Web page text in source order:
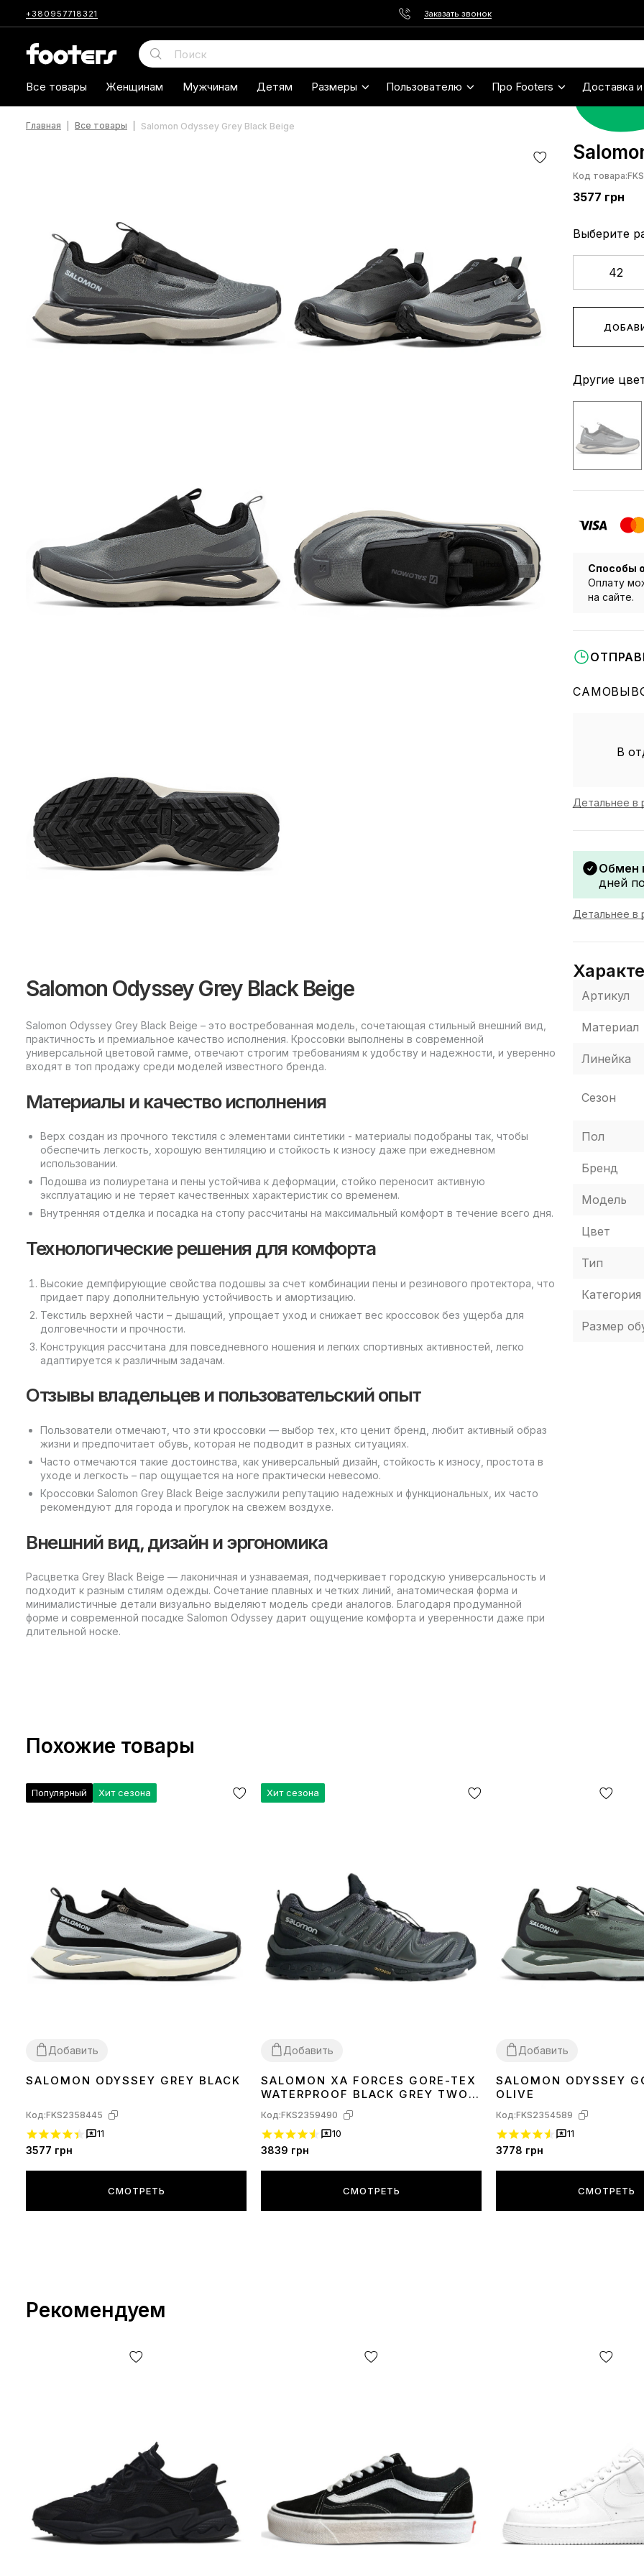
+380957718321 Заказать звонок
Все товары Женщинам Мужчинам Детям Размеры Пользователю Про Footers Доставка и
Главная Все товары Salomon Odyssey Grey Black Beige
Salomon Odyssey Grey Black Beige
Salomon Odyssey Grey Black Beige – это востребованная модель, сочетающая стильный внешний вид,
практичность и премиальное качество исполнения. Кроссовки выполнены в современной
универсальной цветовой гамме, отвечают строгим требованиям к удобству и надежности, и уверенно
входят в топ продажу среди моделей известного бренда.
Материалы и качество исполнения
Верх создан из прочного текстиля с элементами синтетики - материалы подобраны так, чтобы
обеспечить легкость, хорошую вентиляцию и стойкость к износу даже при ежедневном
использовании.
Подошва из полиуретана и пены устойчива к деформации, стойко переносит активную
эксплуатацию и не теряет качественных характеристик со временем.
Внутренняя отделка и посадка на стопу рассчитаны на максимальный комфорт в течение всего дня.
Технологические решения для комфорта
Высокие демпфирующие свойства подошвы за счет комбинации пены и резинового протектора, что
придает пару дополнительную устойчивость и амортизацию.
Текстиль верхней части – дышащий, упрощает уход и снижает вес кроссовок без ущерба для
долговечности и прочности.
Конструкция рассчитана для повседневного ношения и легких спортивных активностей, легко
адаптируется к различным задачам.
Отзывы владельцев и пользовательский опыт
Пользователи отмечают, что эти кроссовки — выбор тех, кто ценит бренд, любит активный образ
жизни и предпочитает обувь, которая не подводит в разных ситуациях.
Часто отмечаются такие достоинства, как универсальный дизайн, стойкость к износу, простота в
уходе и легкость – пар ощущается на ноге практически невесомо.
Кроссовки Salomon Grey Black Beige заслужили репутацию надежных и функциональных, их часто
рекомендуют для города и прогулок на свежем воздухе.
Внешний вид, дизайн и эргономика
Расцветка Grey Black Beige — лаконичная и узнаваемая, подчеркивает городскую универсальность и
подходит к разным стилям одежды. Сочетание плавных и четких линий, анатомическая форма и
минималистичные детали визуально выделяют модель среди аналогов. Благодаря продуманной
форме и современной посадке Salomon Odyssey дарит ощущение комфорта и уверенности даже при
длительной носке.
Код товара:
3577 грн
Выберите
42
Другие
Способы
Оплату
на сайте.
В
Детальнее в
Обмен
дней
Детальнее в
Артикул
Материал
Линейка
Сезон
Пол
Бренд
Модель
Цвет
Тип
Категория
Размер
Похожие товары
Популярный Хит сезона
Добавить
42
SALOMON ODYSSEY GREY BLACK
Код:FKS2358445
11
3577 грн
СМОТРЕТЬ
Хит сезона
Добавить
4142
SALOMON XA FORCES GORE-TEX
WATERPROOF BLACK GREY TWO
Код:FKS2359490
10
3839 грн
СМОТРЕТЬ
Добавить
414243 4445
SALOMON ODYSSEY
OLIVE
Код:FKS2354589
11
3778 грн
СМОТРЕТЬ
Рекомендуем